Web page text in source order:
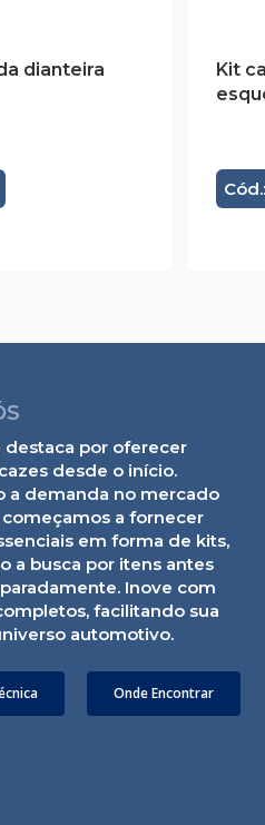
dianteira
Kit
destaca por oferecer
desde o início.
a demanda no mercado
a fornecer
em forma de kits,
a busca por itens antes
Inove com
facilitando sua
automotivo.
Onde Encontrar